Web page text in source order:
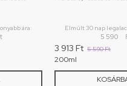
ára: Elmúlt 30 nap
5 590
5 590Ft
3 913 Ft
200ml